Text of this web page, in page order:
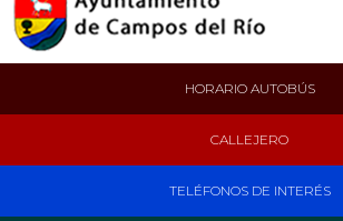
HORARIO AUTOBÚS
CALLEJERO
TELÉFONOS DE INTERÉS